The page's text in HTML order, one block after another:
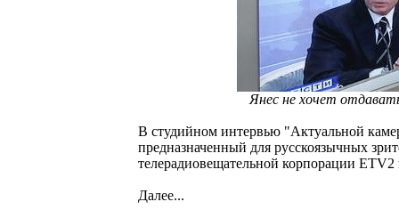
Янес не хочет
В студийном интервью "Актуальной
предназначенный для русскоязычных
телерадиовещательной корпорации
Далее...